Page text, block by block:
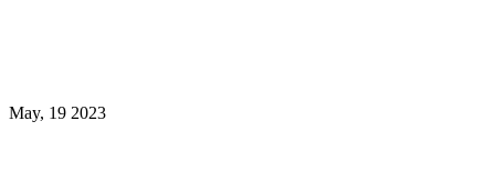
May, 19 2023